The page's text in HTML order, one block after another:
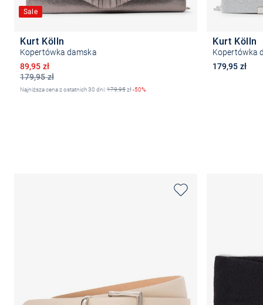
Sale
Kurt Kölln
Kopertówka damska
179,95 zł
Obniżona cena
89,95 zł
Najniższa cena z ostatnich 30 dni:179,95zł-50%
Kurt Kölln
Kopertówka
179,95 zł